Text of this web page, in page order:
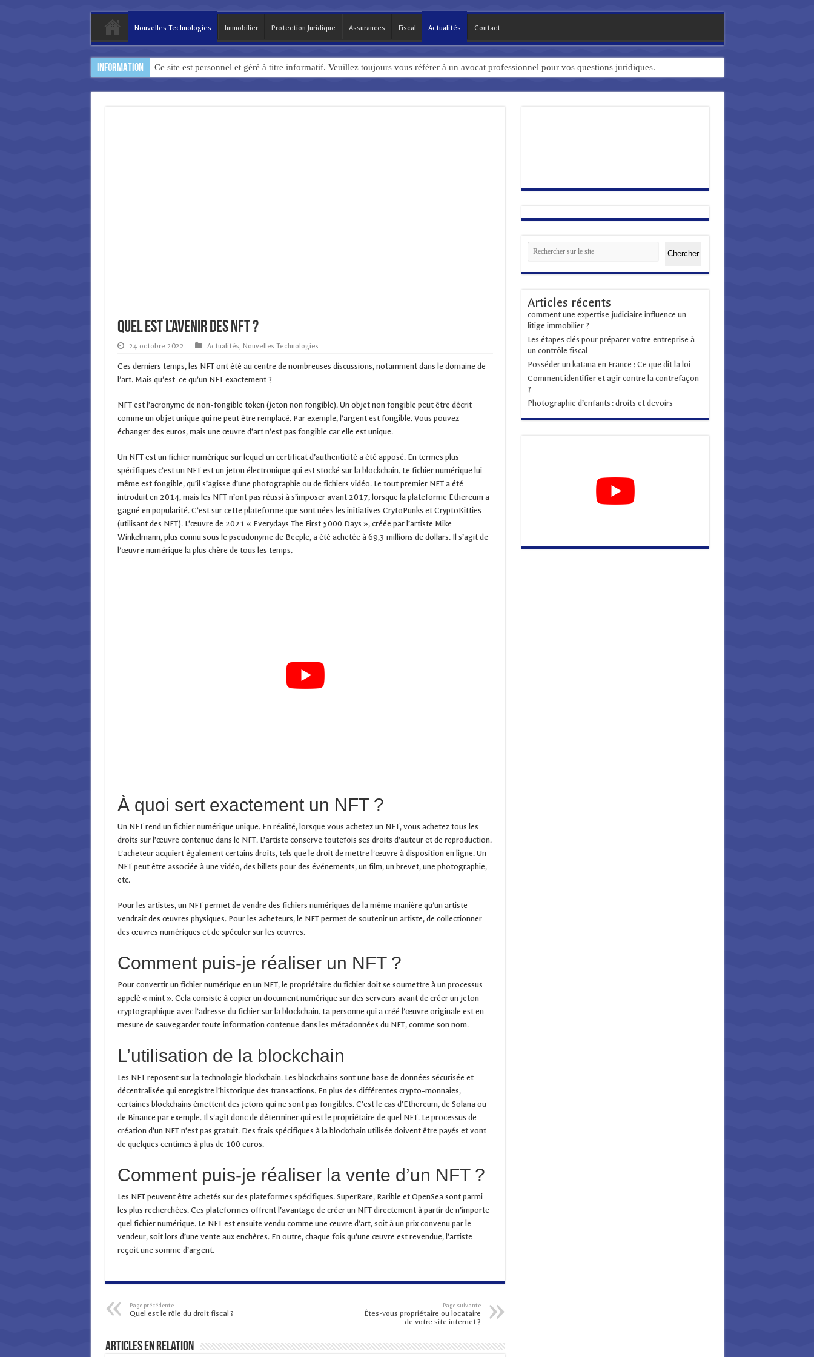
Nouvelles Technologies Immobilier Protection Juridique Assurances Fiscal Actualités Contact
INFORMATION Ce site est personnel et géré à titre informatif. Veuillez toujours vous référer à un avocat professionnel pour vos questions juridiques.
Quel est l’avenir des NFT ?
24 octobre 2022 Actualités, Nouvelles Technologies
Ces derniers temps, les NFT ont été au centre de nombreuses discussions, notamment dans le domaine de
l’art. Mais qu’est-ce qu’un NFT exactement ?
NFT est l’acronyme de non-fongible token (jeton non fongible). Un objet non fongible peut être décrit
comme un objet unique qui ne peut être remplacé. Par exemple, l’argent est fongible. Vous pouvez
échanger des euros, mais une œuvre d’art n’est pas fongible car elle est unique.
Un NFT est un fichier numérique sur lequel un certificat d’authenticité a été apposé. En termes plus
spécifiques c’est un NFT est un jeton électronique qui est stocké sur la blockchain. Le fichier numérique lui-
même est fongible, qu’il s’agisse d’une photographie ou de fichiers vidéo. Le tout premier NFT a été
introduit en 2014, mais les NFT n’ont pas réussi à s’imposer avant 2017, lorsque la plateforme Ethereum a
gagné en popularité. C’est sur cette plateforme que sont nées les initiatives CrytoPunks et CryptoKitties
(utilisant des NFT). L’œuvre de 2021 « Everydays The First 5000 Days », créée par l’artiste Mike
Winkelmann, plus connu sous le pseudonyme de Beeple, a été achetée à 69,3 millions de dollars. Il s’agit de
l’œuvre numérique la plus chère de tous les temps.
À quoi sert exactement un NFT ?
Un NFT rend un fichier numérique unique. En réalité, lorsque vous achetez un NFT, vous achetez tous les
droits sur l’œuvre contenue dans le NFT. L’artiste conserve toutefois ses droits d’auteur et de reproduction.
L’acheteur acquiert également certains droits, tels que le droit de mettre l’œuvre à disposition en ligne. Un
NFT peut être associée à une vidéo, des billets pour des événements, un film, un brevet, une photographie,
etc.
Pour les artistes, un NFT permet de vendre des fichiers numériques de la même manière qu’un artiste
vendrait des œuvres physiques. Pour les acheteurs, le NFT permet de soutenir un artiste, de collectionner
des œuvres numériques et de spéculer sur les œuvres.
Comment puis-je réaliser un NFT ?
Pour convertir un fichier numérique en un NFT, le propriétaire du fichier doit se soumettre à un processus
appelé « mint ». Cela consiste à copier un document numérique sur des serveurs avant de créer un jeton
cryptographique avec l’adresse du fichier sur la blockchain. La personne qui a créé l’œuvre originale est en
mesure de sauvegarder toute information contenue dans les métadonnées du NFT, comme son nom.
L’utilisation de la blockchain
Les NFT reposent sur la technologie blockchain. Les blockchains sont une base de données sécurisée et
décentralisée qui enregistre l’historique des transactions. En plus des différentes crypto-monnaies,
certaines blockchains émettent des jetons qui ne sont pas fongibles. C’est le cas d’Ethereum, de Solana ou
de Binance par exemple. Il s’agit donc de déterminer qui est le propriétaire de quel NFT. Le processus de
création d’un NFT n’est pas gratuit. Des frais spécifiques à la blockchain utilisée doivent être payés et vont
de quelques centimes à plus de 100 euros.
Comment puis-je réaliser la vente d’un NFT ?
Les NFT peuvent être achetés sur des plateformes spécifiques. SuperRare, Rarible et OpenSea sont parmi
les plus recherchées. Ces plateformes offrent l’avantage de créer un NFT directement à partir de n’importe
quel fichier numérique. Le NFT est ensuite vendu comme une œuvre d’art, soit à un prix convenu par le
vendeur, soit lors d’une vente aux enchères. En outre, chaque fois qu’une œuvre est revendue, l’artiste
reçoit une somme d’argent.
Page précédente
Quel est le rôle du droit fiscal ?
Page suivante
Êtes-vous propriétaire ou locataire
de votre site internet ?
Articles en relation
Rechercher
Chercher
Articles récents
comment une expertise judiciaire influence un
litige immobilier ?
Les étapes clés pour préparer votre entreprise à
un contrôle fiscal
Posséder un katana en France : Ce que dit la loi
Comment identifier et agir contre la contrefaçon
?
Photographie d’enfants : droits et devoirs